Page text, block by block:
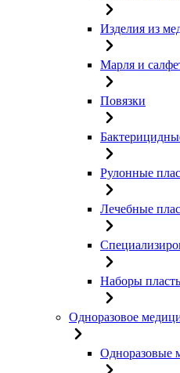
Изделия из
Марля и
Повязки
Рулонные
Лечебные
Наборы
Одноразовое
Одноразовые